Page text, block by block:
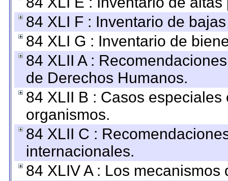
84 XLI F : Inventario de
84 XLI G : Inventario de
84 XLII A :
de Derechos Humanos.
84 XLII B : Casos
organismos.
84 XLII C :
internacionales.
84 XLIV A : Los